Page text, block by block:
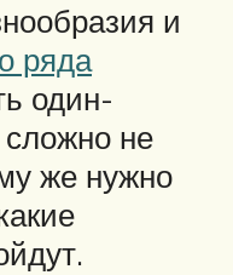
и
ряда
один-
не
же нужно